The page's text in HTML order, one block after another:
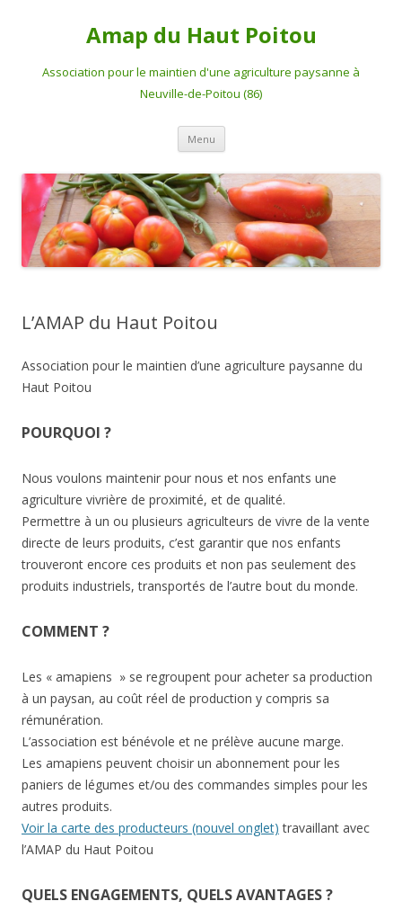
Amap du Haut Poitou
Association pour le maintien d'une agriculture paysanne à
Neuville-de-Poitou (86)
Menu Aller
contenu
L’AMAP du Haut Poitou
Association pour le maintien d’une agriculture paysanne du
Haut Poitou
POURQUOI ?
Nous voulons maintenir pour nous et nos enfants une
agriculture vivrière de proximité, et de qualité.
Permettre à un ou plusieurs agriculteurs de vivre de la vente
directe de leurs produits, c’est garantir que nos enfants
trouveront encore ces produits et non pas seulement des
produits industriels, transportés de l’autre bout du monde.
COMMENT ?
Les « amapiens » se regroupent pour acheter sa production
à un paysan, au coût réel de production y compris sa
rémunération.
L’association est bénévole et ne prélève aucune marge.
Les amapiens peuvent choisir un abonnement pour les
paniers de légumes et/ou des commandes simples pour les
autres produits.
Voir la carte des producteurs (nouvel onglet) travaillant avec
l’AMAP du Haut Poitou
QUELS ENGAGEMENTS, QUELS AVANTAGES ?